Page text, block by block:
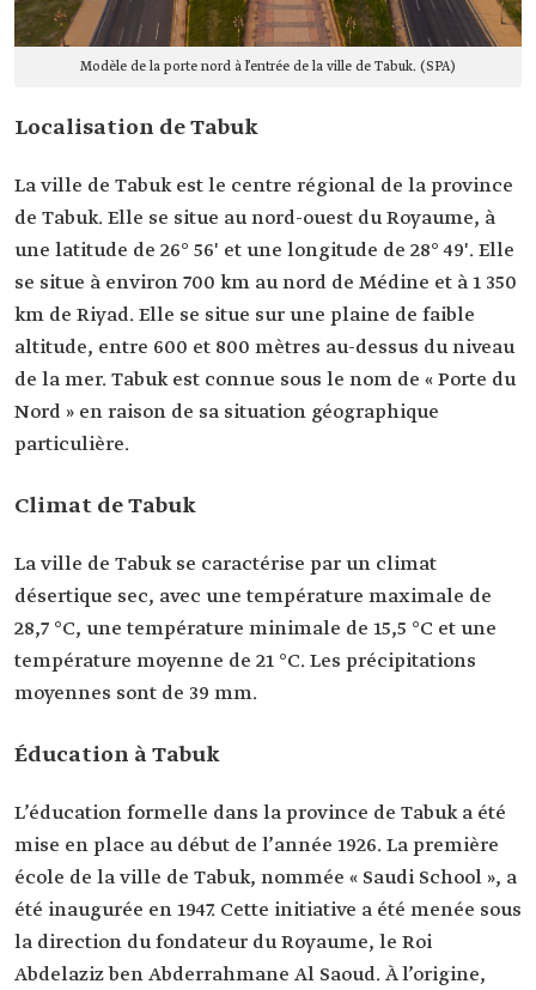
Modèle de la porte nord à l’entrée de la ville de Tabuk. (SPA)
Localisation de Tabuk
La ville de Tabuk est le centre régional de la province
de Tabuk. Elle se situe au nord-ouest du Royaume, à
une latitude de 26° 56' et une longitude de 28° 49'. Elle
se situe à environ 700 km au nord de Médine et à 1 350
km de Riyad. Elle se situe sur une plaine de faible
altitude, entre 600 et 800 mètres au-dessus du niveau
de la mer. Tabuk est connue sous le nom de « Porte du
Nord » en raison de sa situation géographique
particulière.
Climat de Tabuk
La ville de Tabuk se caractérise par un climat
désertique sec, avec une température maximale de
28,7 °C, une température minimale de 15,5 °C et une
température moyenne de 21 °C. Les précipitations
moyennes sont de 39 mm.
Éducation à Tabuk
L’éducation formelle dans la province de Tabuk a été
mise en place au début de l’année 1926. La première
école de la ville de Tabuk, nommée « Saudi School », a
été inaugurée en 1947. Cette initiative a été menée sous
la direction du fondateur du Royaume, le Roi
Abdelaziz ben Abderrahmane Al Saoud. À l’origine,